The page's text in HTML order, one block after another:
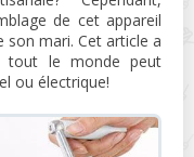
de cet appareil
son mari. Cet article a
tout le monde peut
ou électrique!